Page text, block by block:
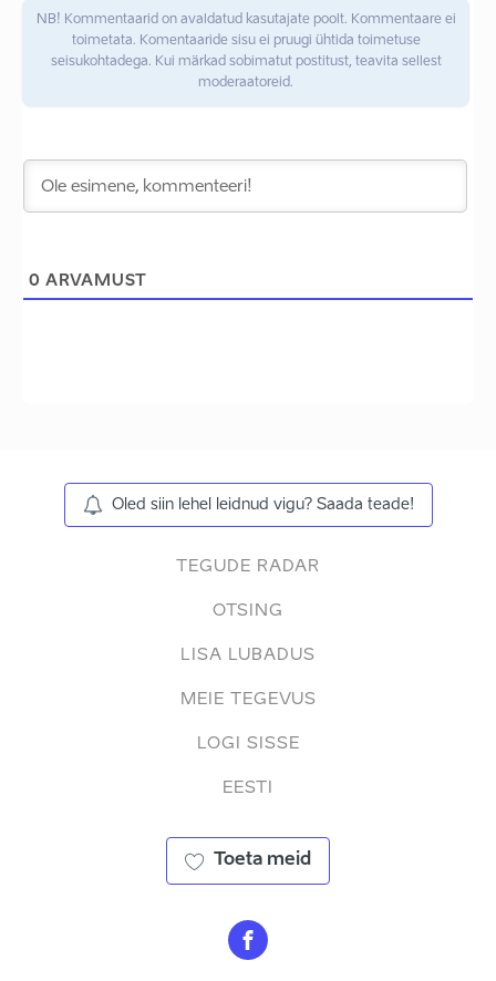
NB! Kommentaarid on avaldatud kasutajate poolt. Kommentaare ei
toimetata. Komentaaride sisu ei pruugi ühtida toimetuse
seisukohtadega. Kui märkad sobimatut postitust, teavita sellest
moderaatoreid.
0 ARVAMUST
Oled siin lehel leidnud vigu? Saada teade!
TEGUDE RADAR
OTSING
LISA LUBADUS
MEIE TEGEVUS
LOGI SISSE
EESTI
Toeta meid